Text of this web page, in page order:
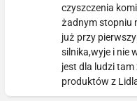
czyszczenia
żadnym stopniu
już przy
silnika,wyje i nie
jest dla ludzi
produktów z